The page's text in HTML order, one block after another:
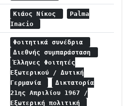
Κιάος Νίκος
Palma
Inacio
Φοιτητικά συνέδρια
Διεθνής συμπαράσταση
Έλληνες Φοιτητές
Εξωτερικού / Δυτική
Γερμανία
Δικτατορία
21ης Απριλίου 1967 /
Εξωτερική πολιτική